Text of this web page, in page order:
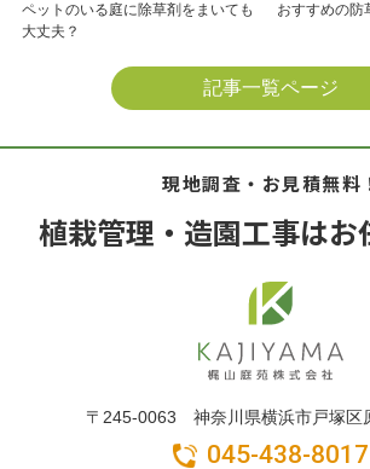
ペットのいる庭に除草剤をまいても
大丈夫？
おすすめの防
記事一覧ページ
現地調査・お見積無料
植栽管理・造園工事はお
〒245-0063 神奈川県横浜市戸塚区
045-438-8017